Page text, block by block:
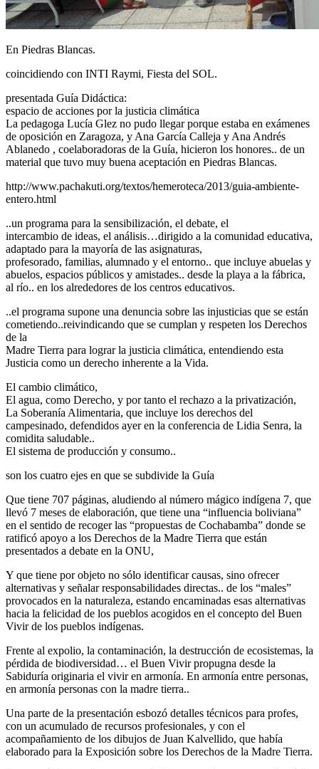
En Piedras Blancas.
coincidiendo con INTI Raymi, Fiesta del SOL.
presentada Guía Didáctica:
espacio de acciones por la justicia climática
La pedagoga Lucía Glez no pudo llegar porque estaba en exámenes
de oposición en Zaragoza, y Ana García Calleja y Ana Andrés
Ablanedo , coelaboradoras de la Guía, hicieron los honores.. de un
material que tuvo muy buena aceptación en Piedras Blancas.
http://www.pachakuti.org/textos/hemeroteca/2013/guia-ambiente-
entero.html
..un programa para la sensibilización, el debate, el
intercambio de ideas, el análisis…dirigido a la comunidad educativa,
adaptado para la mayoría de las asignaturas,
profesorado, familias, alumnado y el entorno.. que incluye abuelas y
abuelos, espacios públicos y amistades.. desde la playa a la fábrica,
al río.. en los alrededores de los centros educativos.
..el programa supone una denuncia sobre las injusticias que se están
cometiendo..reivindicando que se cumplan y respeten los Derechos
de la
Madre Tierra para lograr la justicia climática, entendiendo esta
Justicia como un derecho inherente a la Vida.
El cambio climático,
El agua, como Derecho, y por tanto el rechazo a la privatización,
La Soberanía Alimentaria, que incluye los derechos del
campesinado, defendidos ayer en la conferencia de Lidia Senra, la
comidita saludable..
El sistema de producción y consumo..
son los cuatro ejes en que se subdivide la Guía
Que tiene 707 páginas, aludiendo al número mágico indígena 7, que
llevó 7 meses de elaboración, que tiene una “influencia boliviana”
en el sentido de recoger las “propuestas de Cochabamba” donde se
ratificó apoyo a los Derechos de la Madre Tierra que están
presentados a debate en la ONU,
Y que tiene por objeto no sólo identificar causas, sino ofrecer
alternativas y señalar responsabilidades directas.. de los “males”
provocados en la naturaleza, estando encaminadas esas alternativas
hacia la felicidad de los pueblos acogidos en el concepto del Buen
Vivir de los pueblos indígenas.
Frente al expolio, la contaminación, la destrucción de ecosistemas, la
pérdida de biodiversidad… el Buen Vivir propugna desde la
Sabiduría originaria el vivir en armonía. En armonía entre personas,
en armonía personas con la madre tierra..
Una parte de la presentación esbozó detalles técnicos para profes,
con un acumulado de recursos profesionales, y con el
acompañamiento de los dibujos de Juan Kalvellido, que había
elaborado para la Exposición sobre los Derechos de la Madre Tierra.